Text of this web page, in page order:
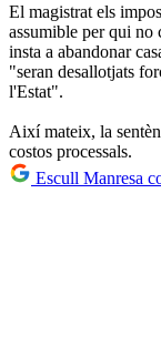
El magistrat els
assumible per qui no
insta a abandonar
"seran desallotjats
l'Estat".
Així mateix, la
costos processals.
Escull Manresa